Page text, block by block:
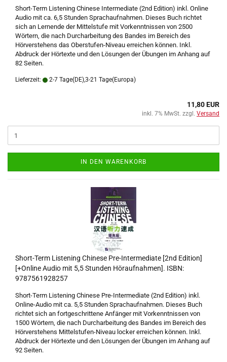
Short-Term Listening Chinese Intermediate (2nd Edition) inkl. Online
Audio mit ca. 6,5 Stunden Sprachaufnahmen. Dieses Buch richtet
sich an Lernende der Mittelstufe mit Vorkenntnissen von 2500
Wörtern, die nach Durcharbeitung des Bandes im Bereich des
Hörverstehens das Oberstufen-Niveau erreichen können. Inkl.
Abdruck der Hörtexte und den Lösungen der Übungen im Anhang auf
82 Seiten.
Lieferzeit: 2-7 Tage(DE),3-21 Tage(Europa)
11,80 EUR
inkl. 7% MwSt. zzgl. Versand
IN DEN WARENKORB
Short-Term Listening Chinese Pre-Intermediate [2nd Edition]
[+Online Audio mit 5,5 Stunden Höraufnahmen]. ISBN:
9787561928257
Short-Term Listening Chinese Pre-Intermediate (2nd Edition) inkl.
Online-Audio mit ca. 5,5 Stunden Sprachaufnahmen. Dieses Buch
richtet sich an fortgeschrittene Anfänger mit Vorkenntnissen von
1500 Wörtern, die nach Durcharbeitung des Bandes im Bereich des
Hörverstehens Mittelstufen-Niveau locker erreichen können. Inkl.
Abdruck der Hörtexte und den Lösungen der Übungen im Anhang auf
92 Seiten.